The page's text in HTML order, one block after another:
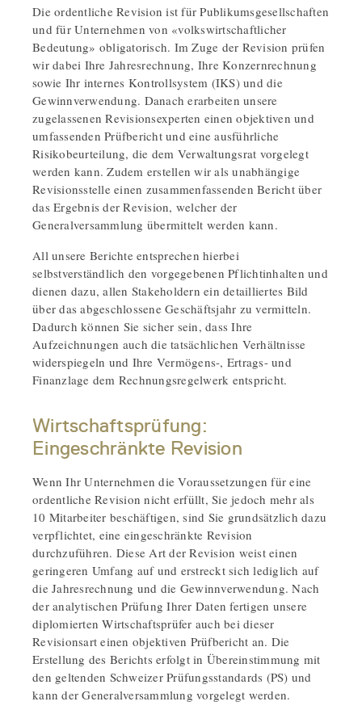
Die ordentliche Revision ist für Publikumsgesellschaften
und für Unternehmen von «volkswirtschaftlicher
Bedeutung» obligatorisch. Im Zuge der Revision prüfen
wir dabei Ihre Jahresrechnung, Ihre Konzernrechnung
sowie Ihr internes Kontrollsystem (IKS) und die
Gewinnverwendung. Danach erarbeiten unsere
zugelassenen Revisionsexperten einen objektiven und
umfassenden Prüfbericht und eine ausführliche
Risikobeurteilung, die dem Verwaltungsrat vorgelegt
werden kann. Zudem erstellen wir als unabhängige
Revisionsstelle einen zusammenfassenden Bericht über
das Ergebnis der Revision, welcher der
Generalversammlung übermittelt werden kann.
All unsere Berichte entsprechen hierbei
selbstverständlich den vorgegebenen Pflichtinhalten und
dienen dazu, allen Stakeholdern ein detailliertes Bild
über das abgeschlossene Geschäftsjahr zu vermitteln.
Dadurch können Sie sicher sein, dass Ihre
Aufzeichnungen auch die tatsächlichen Verhältnisse
widerspiegeln und Ihre Vermögens-, Ertrags- und
Finanzlage dem Rechnungsregelwerk entspricht.
Wirtschaftsprüfung:
Eingeschränkte Revision
Wenn Ihr Unternehmen die Voraussetzungen für eine
ordentliche Revision nicht erfüllt, Sie jedoch mehr als
10 Mitarbeiter beschäftigen, sind Sie grundsätzlich dazu
verpflichtet, eine eingeschränkte Revision
durchzuführen. Diese Art der Revision weist einen
geringeren Umfang auf und erstreckt sich lediglich auf
die Jahresrechnung und die Gewinnverwendung. Nach
der analytischen Prüfung Ihrer Daten fertigen unsere
diplomierten Wirtschaftsprüfer auch bei dieser
Revisionsart einen objektiven Prüfbericht an. Die
Erstellung des Berichts erfolgt in Übereinstimmung mit
den geltenden Schweizer Prüfungsstandards (PS) und
kann der Generalversammlung vorgelegt werden.